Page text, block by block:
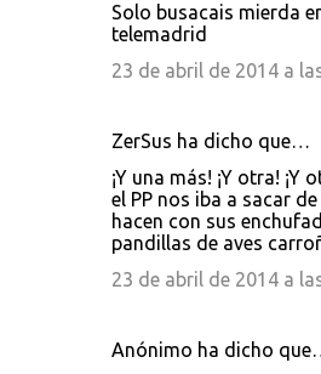
Solo busacais mierda
telemadrid
23 de abril de 2014 a
ZerSus ha dicho que…
¡Y una más! ¡Y otra!
el PP nos iba a sacar
hacen con sus
pandillas de aves
23 de abril de 2014 a
Anónimo ha dicho